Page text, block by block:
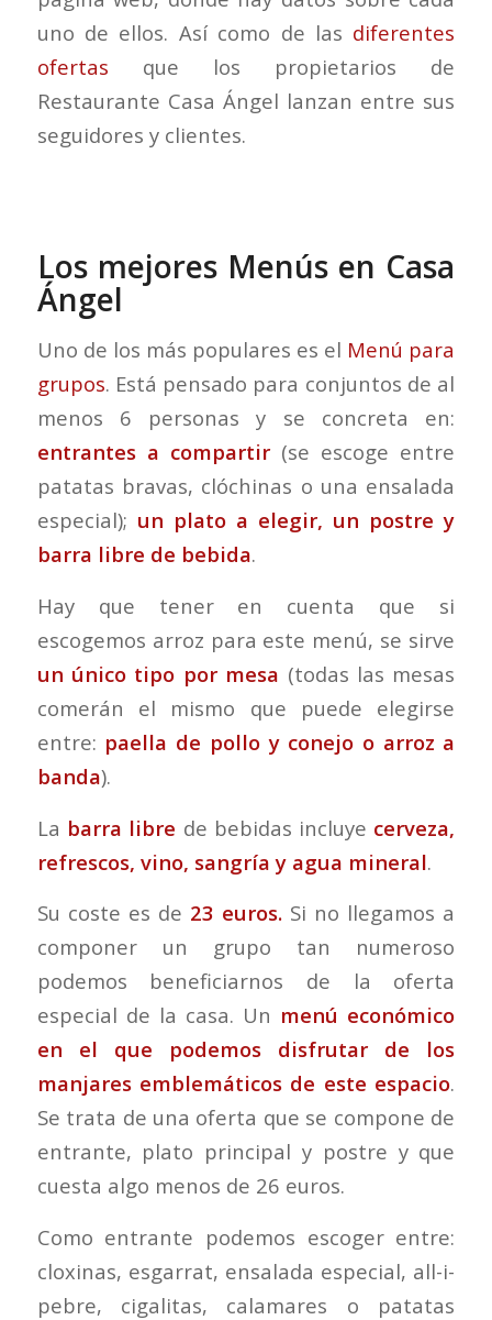
uno de ellos. Así como de las diferentes
ofertas que los propietarios de
Restaurante Casa Ángel lanzan entre sus
seguidores y clientes.
Los mejores Menús en Casa
Ángel
Uno de los más populares es el Menú para
grupos. Está pensado para conjuntos de al
menos 6 personas y se concreta en:
entrantes a compartir(se escoge entre
patatas bravas, clóchinas o una ensalada
especial); un plato a elegir, un postre y
barra libre de bebida.
Hay que tener en cuenta que si
escogemos arroz para este menú, se sirve
un único tipo por mesa (todas las mesas
comerán el mismo que puede elegirse
entre: paella de pollo y conejo o arroz a
banda).
La barra libre de bebidas incluye cerveza,
refrescos, vino, sangría y agua mineral.
Su coste es de 23 euros. Si no llegamos a
componer un grupo tan numeroso
podemos beneficiarnos de la oferta
especial de la casa. Un menú económico
en el que podemos disfrutar de los
manjares emblemáticos de este espacio.
Se trata de una oferta que se compone de
entrante, plato principal y postre y que
cuesta algo menos de 26 euros.
Como entrante podemos escoger entre:
cloxinas, esgarrat, ensalada especial, all-i-
pebre, cigalitas, calamares o patatas